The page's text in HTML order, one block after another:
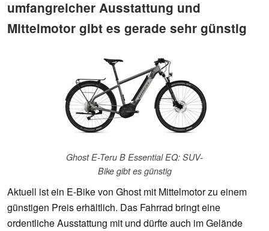
umfangreicher Ausstattung und
Mittelmotor gibt es gerade sehr günstig
Ghost E-Teru B Essential EQ: SUV-
Bike gibt es günstig
Aktuell ist ein E-Bike von Ghost mit Mittelmotor zu einem
günstigen Preis erhältlich. Das Fahrrad bringt eine
ordentliche Ausstattung mit und dürfte auch im Gelände